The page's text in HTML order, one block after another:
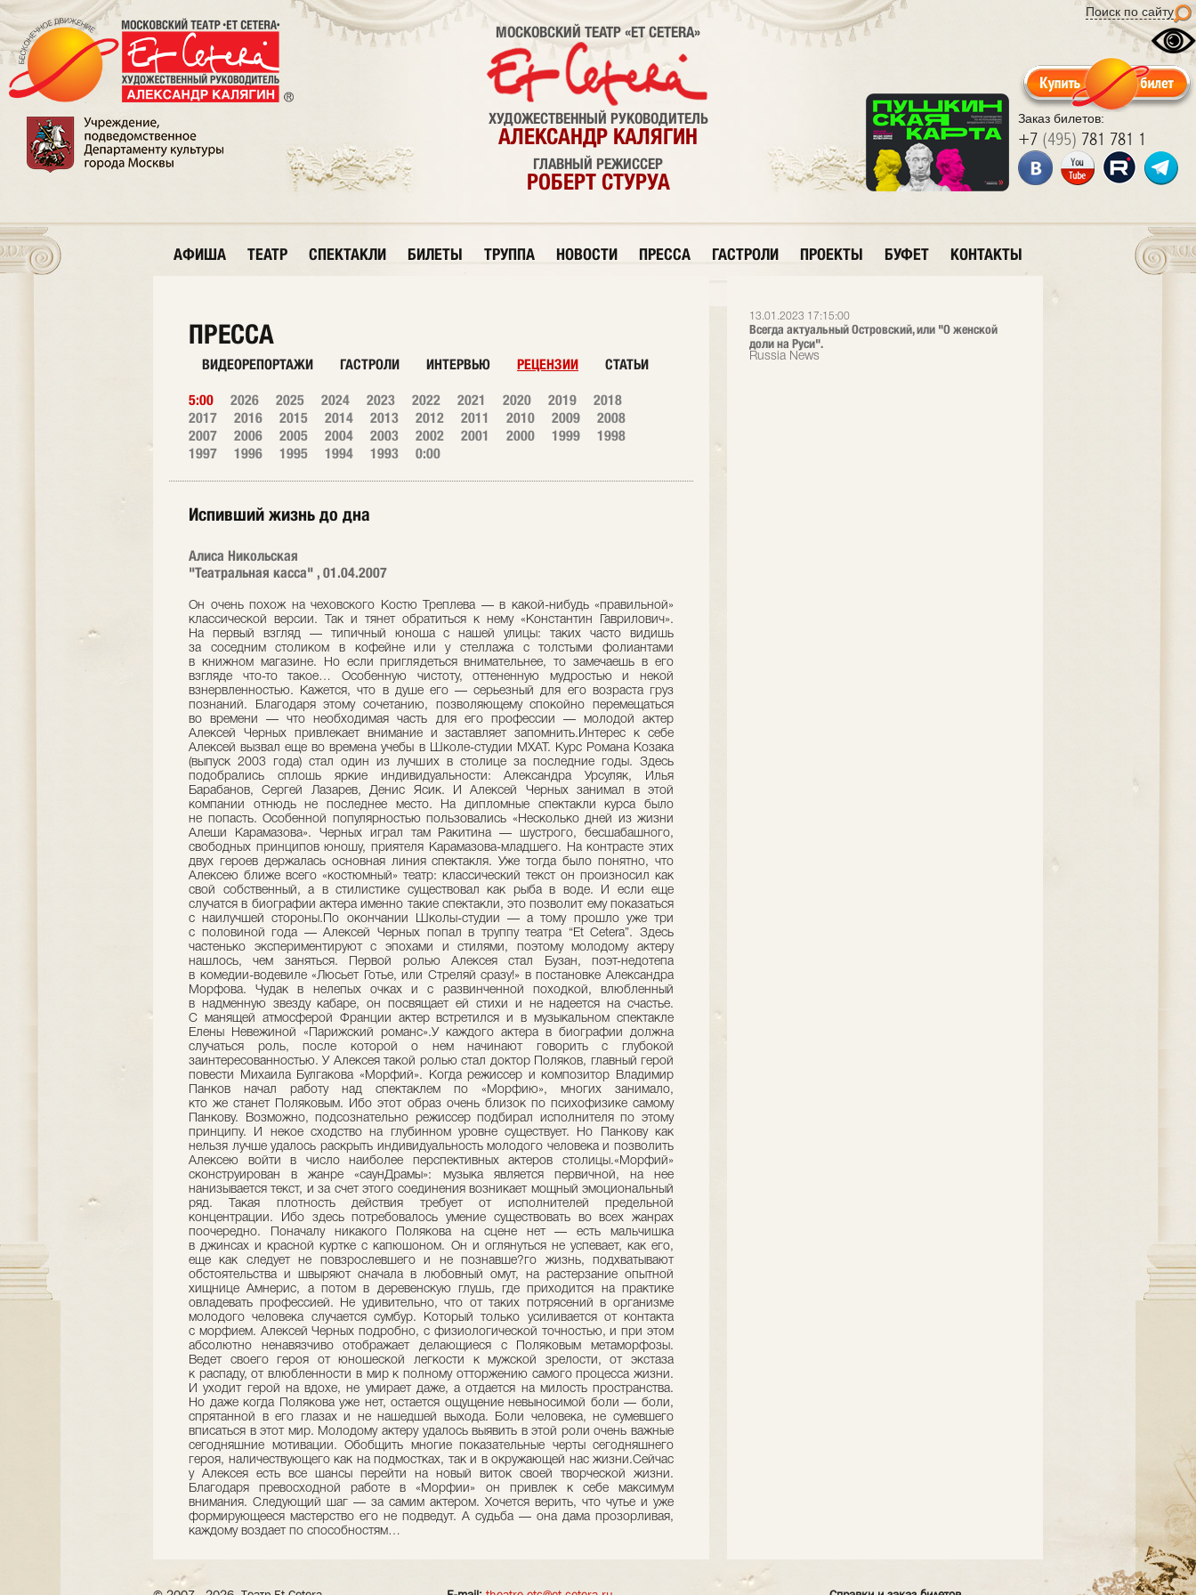
Поиск по сайту
Заказ билетов:
+7 (495) 781 781 1
МОСКОВСКИЙ ТЕАТР «ET CETERA»
ХУДОЖЕСТВЕННЫЙ РУКОВОДИТЕЛЬ
АЛЕКСАНДР КАЛЯГИН
ГЛАВНЫЙ РЕЖИССЕР
РОБЕРТ СТУРУА
АФИША ТЕАТР СПЕКТАКЛИ БИЛЕТЫ ТРУППА НОВОСТИ ПРЕССА ГАСТРОЛИ ПРОЕКТЫ БУФЕТ КОНТАКТЫ
13.01.2023 17:15:00
Всегда актуальный Островский, или "О женской
доли на Руси".
Russia News
ПРЕССА
ВИДЕОРЕПОРТАЖИ ГАСТРОЛИ ИНТЕРВЬЮ РЕЦЕНЗИИ СТАТЬИ
5:00 2026 2025 2024 2023 2022 2021 2020 2019
2018
2017
2016 2015 2014 2013 2012 2011 2010 2009
2008
2007
2006 2005 2004 2003 2002 2001 2000 1999
1998
1997
1996 1995 1994 1993 0:00
Испивший жизнь до дна
Алиса Никольская
"Театральная касса" , 01.04.2007
Он очень похож на чеховского Костю Треплева — в какой-нибудь «правильной»
классической версии. Так и тянет обратиться к нему «Константин Гаврилович».
На первый взгляд — типичный юноша с нашей улицы: таких часто видишь
за соседним столиком в кофейне или у стеллажа с толстыми фолиантами
в книжном магазине. Но если приглядеться внимательнее, то замечаешь в его
взгляде что-то такое… Особенную чистоту, оттененную мудростью и некой
взнервленностью. Кажется, что в душе его — серьезный для его возраста груз
познаний. Благодаря этому сочетанию, позволяющему спокойно перемещаться
во времени — что необходимая часть для его профессии — молодой актер
Алексей Черных привлекает внимание и заставляет запомнить.Интерес к себе
Алексей вызвал еще во времена учебы в Школе-студии МХАТ. Курс Романа Козака
(выпуск 2003 года) стал один из лучших в столице за последние годы. Здесь
подобрались сплошь яркие индивидуальности: Александра Урсуляк, Илья
Барабанов, Сергей Лазарев, Денис Ясик. И Алексей Черных занимал в этой
компании отнюдь не последнее место. На дипломные спектакли курса было
не попасть. Особенной популярностью пользовались «Несколько дней из жизни
Алеши Карамазова». Черных играл там Ракитина — шустрого, бесшабашного,
свободных принципов юношу, приятеля Карамазова-младшего. На контрасте этих
двух героев держалась основная линия спектакля. Уже тогда было понятно, что
Алексею ближе всего «костюмный» театр: классический текст он произносил как
свой собственный, а в стилистике существовал как рыба в воде. И если еще
случатся в биографии актера именно такие спектакли, это позволит ему показаться
с наилучшей стороны.По окончании Школы-студии — а тому прошло уже три
с половиной года — Алексей Черных попал в труппу театра “Et Cetera”. Здесь
частенько экспериментируют с эпохами и стилями, поэтому молодому актеру
нашлось, чем заняться. Первой ролью Алексея стал Бузан, поэт-недотепа
в комедии-водевиле «Люсьет Готье, или Стреляй сразу!» в постановке Александра
Морфова. Чудак в нелепых очках и с развинченной походкой, влюбленный
в надменную звезду кабаре, он посвящает ей стихи и не надеется на счастье.
С манящей атмосферой Франции актер встретился и в музыкальном спектакле
Елены Невежиной «Парижский романс».У каждого актера в биографии должна
случаться роль, после которой о нем начинают говорить с глубокой
заинтересованностью. У Алексея такой ролью стал доктор Поляков, главный герой
повести Михаила Булгакова «Морфий». Когда режиссер и композитор Владимир
Панков начал работу над спектаклем по «Морфию», многих занимало,
кто же станет Поляковым. Ибо этот образ очень близок по психофизике самому
Панкову. Возможно, подсознательно режиссер подбирал исполнителя по этому
принципу. И некое сходство на глубинном уровне существует. Но Панкову как
нельзя лучше удалось раскрыть индивидуальность молодого человека и позволить
Алексею войти в число наиболее перспективных актеров столицы.«Морфий»
сконструирован в жанре «саунДрамы»: музыка является первичной, на нее
нанизывается текст, и за счет этого соединения возникает мощный эмоциональный
ряд. Такая плотность действия требует от исполнителей предельной
концентрации. Ибо здесь потребовалось умение существовать во всех жанрах
поочередно. Поначалу никакого Полякова на сцене нет — есть мальчишка
в джинсах и красной куртке с капюшоном. Он и оглянуться не успевает, как его,
еще как следует не повзрослевшего и не познавше?го жизнь, подхватывают
обстоятельства и швыряют сначала в любовный омут, на растерзание опытной
хищнице Амнерис, а потом в деревенскую глушь, где приходится на практике
овладевать профессией. Не удивительно, что от таких потрясений в организме
молодого человека случается сумбур. Который только усиливается от контакта
с морфием. Алексей Черных подробно, с физиологической точностью, и при этом
абсолютно ненавязчиво отображает делающиеся с Поляковым метаморфозы.
Ведет своего героя от юношеской легкости к мужской зрелости, от экстаза
к распаду, от влюбленности в мир к полному отторжению самого процесса жизни.
И уходит герой на вдохе, не умирает даже, а отдается на милость пространства.
Но даже когда Полякова уже нет, остается ощущение невыносимой боли — боли,
спрятанной в его глазах и не нашедшей выхода. Боли человека, не сумевшего
вписаться в этот мир. Молодому актеру удалось выявить в этой роли очень важные
сегодняшние мотивации. Обобщить многие показательные черты сегодняшнего
героя, наличествующего как на подмостках, так и в окружающей нас жизни.Сейчас
у Алексея есть все шансы перейти на новый виток своей творческой жизни.
Благодаря превосходной работе в «Морфии» он привлек к себе максимум
внимания. Следующий шаг — за самим актером. Хочется верить, что чутье и уже
формирующееся мастерство его не подведут. А судьба — она дама прозорливая,
каждому воздает по способностям…